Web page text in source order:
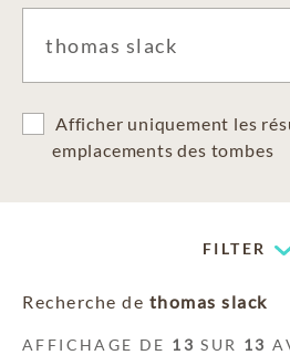
Afficher uniquement les
emplacements des tombes
FILTER
Recherche de thomas slack
AFFICHAGE DE 13 SUR 13